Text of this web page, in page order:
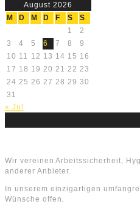
August 2026
M
D M D F S
S
1
2
3
4 5 6 7 8
9
10 11 12 13 14 15 16
17 18 19 20 21 22 23
24 25 26 27 28 29 30
31
« Jul
Wir vereinen Arbeitssicherheit,
anderer Anbieter.
In unserem einzigartigen
Wünsche offen.